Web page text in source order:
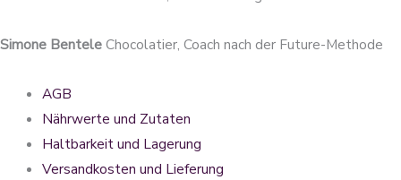
Simone BenteleChocolatier, Coach nach der Future-Methode
AGB
Nährwerte und Zutaten
Haltbarkeit und Lagerung
Versandkosten und Lieferung